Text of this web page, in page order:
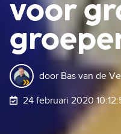
voor
door Bas van de
24 februari 2020